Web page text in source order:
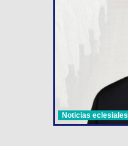
Noticias eclesiales